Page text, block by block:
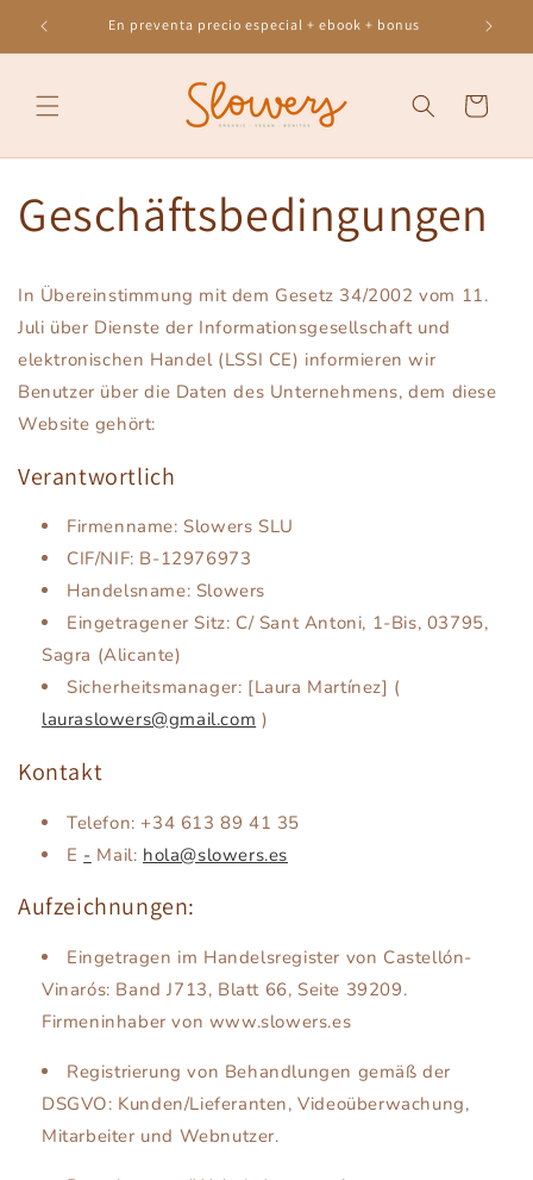
zum
Inhalt
En preventa precio especial + ebook + bonus
Warenkorb
Geschäftsbedingungen
In Übereinstimmung mit dem Gesetz 34/2002 vom 11.
Juli über Dienste der Informationsgesellschaft und
elektronischen Handel (LSSI CE) informieren wir
Benutzer über die Daten des Unternehmens, dem diese
Website gehört:
Verantwortlich
Firmenname: Slowers SLU
CIF/NIF: B-12976973
Handelsname: Slowers
Eingetragener Sitz: C/ Sant Antoni, 1-Bis, 03795,
Sagra (Alicante)
Sicherheitsmanager: [Laura Martínez] (
lauraslowers@gmail.com )
Kontakt
Telefon: +34 613 89 41 35
E - Mail: hola@slowers.es
Aufzeichnungen:
Eingetragen im Handelsregister von Castellón-
Vinarós: Band J713, Blatt 66, Seite 39209.
Firmeninhaber von www.slowers.es
Registrierung von Behandlungen gemäß der
DSGVO: Kunden/Lieferanten, Videoüberwachung,
Mitarbeiter und Webnutzer.